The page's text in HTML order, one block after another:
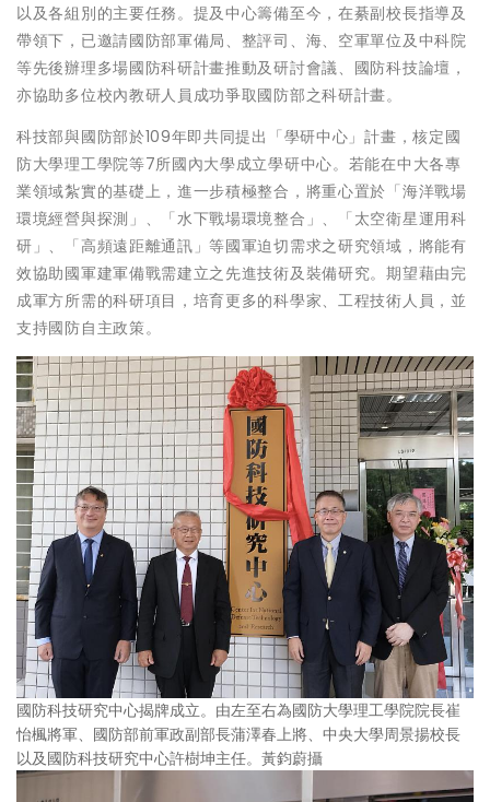
以及各組別的主要任務。提及中心籌備至今，在綦副校長指導及
帶領下，已邀請國防部軍備局、整評司、海、空軍單位及中科院
等先後辦理多場國防科研計畫推動及研討會議、國防科技論壇，
亦協助多位校內教研人員成功爭取國防部之科研計畫。
科技部與國防部於109年即共同提出「學研中心」計畫，核定國
防大學理工學院等7所國內大學成立學研中心。若能在中大各專
業領域紮實的基礎上，進一步積極整合，將重心置於「海洋戰場
環境經營與探測」、「水下戰場環境整合」、「太空衛星運用科
研」、「高頻遠距離通訊」等國軍迫切需求之研究領域，將能有
效協助國軍建軍備戰需建立之先進技術及裝備研究。期望藉由完
成軍方所需的科研項目，培育更多的科學家、工程技術人員，並
支持國防自主政策。
國防科技研究中心揭牌成立。由左至右為國防大學理工學院院長崔
怡楓將軍、國防部前軍政副部長蒲澤春上將、中央大學周景揚校長
以及國防科技研究中心許樹坤主任。黃鈞蔚攝